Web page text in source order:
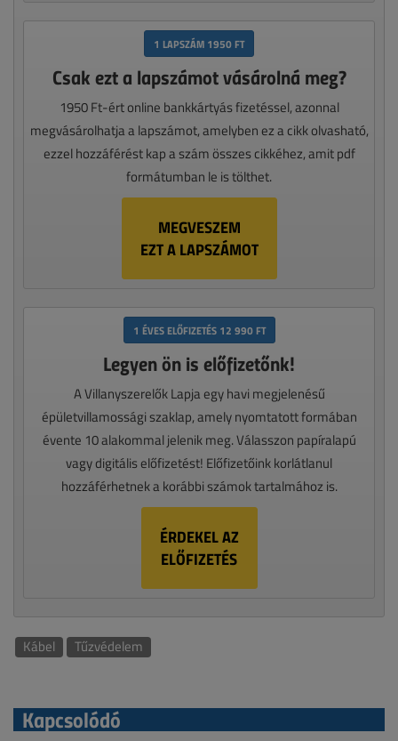
1 LAPSZÁM 1950 FT
Csak ezt a lapszámot vásárolná meg?
1950 Ft-ért online bankkártyás fizetéssel, azonnal
megvásárolhatja a lapszámot, amelyben ez a cikk olvasható,
ezzel hozzáférést kap a szám összes cikkéhez, amit pdf
formátumban le is tölthet.
MEGVESZEM
EZT A LAPSZÁMOT
1 ÉVES ELŐFIZETÉS 12 990 FT
Legyen ön is előfizetőnk!
A Villanyszerelők Lapja egy havi megjelenésű
épületvillamossági szaklap, amely nyomtatott formában
évente 10 alakommal jelenik meg. Válasszon papíralapú
vagy digitális előfizetést! Előfizetőink korlátlanul
hozzáférhetnek a korábbi számok tartalmához is.
ÉRDEKEL AZ
ELŐFIZETÉS
Kábel Tűzvédelem
Kapcsolódó